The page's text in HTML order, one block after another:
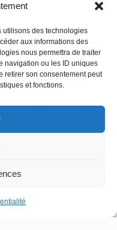
utilisons des technologies
aux informations des
nous permettra de traiter
navigation ou les ID uniques
retirer son consentement peut
et fonctions.